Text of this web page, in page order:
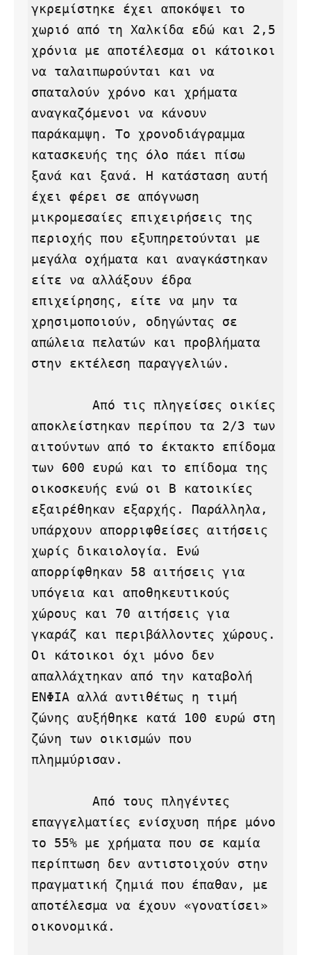
γκρεμίστηκε έχει αποκόψει το
χωριό από τη Χαλκίδα εδώ και 2,5
χρόνια με αποτέλεσμα οι κάτοικοι
να ταλαιπωρούνται και να
σπαταλούν χρόνο και χρήματα
αναγκαζόμενοι να κάνουν
παράκαμψη. Το χρονοδιάγραμμα
κατασκευής της όλο πάει πίσω
ξανά και ξανά. Η κατάσταση αυτή
έχει φέρει σε απόγνωση
μικρομεσαίες επιχειρήσεις της
περιοχής που εξυπηρετούνται με
μεγάλα οχήματα και αναγκάστηκαν
είτε να αλλάξουν έδρα
επιχείρησης, είτε να μην τα
χρησιμοποιούν, οδηγώντας σε
απώλεια πελατών και προβλήματα
στην εκτέλεση παραγγελιών.
αποκλείστηκαν περίπου τα 2/3 των
αιτούντων από το έκτακτο επίδομα
των 600 ευρώ και το επίδομα της
οικοσκευής ενώ οι Β κατοικίες
εξαιρέθηκαν εξαρχής. Παράλληλα,
υπάρχουν απορριφθείσες αιτήσεις
χωρίς δικαιολογία. Ενώ
απορρίφθηκαν 58 αιτήσεις για
υπόγεια και αποθηκευτικούς
χώρους και 70 αιτήσεις για
γκαράζ και περιβάλλοντες χώρους.
Οι κάτοικοι όχι μόνο δεν
απαλλάχτηκαν από την καταβολή
ΕΝΦΙΑ αλλά αντιθέτως η τιμή
ζώνης αυξήθηκε κατά 100 ευρώ στη
ζώνη των οικισμών που
πλημμύρισαν.
επαγγελματίες ενίσχυση πήρε μόνο
το 55% με χρήματα που σε καμία
περίπτωση δεν αντιστοιχούν στην
πραγματική ζημιά που έπαθαν, με
αποτέλεσμα να έχουν «γονατίσει»
οικονομικά.